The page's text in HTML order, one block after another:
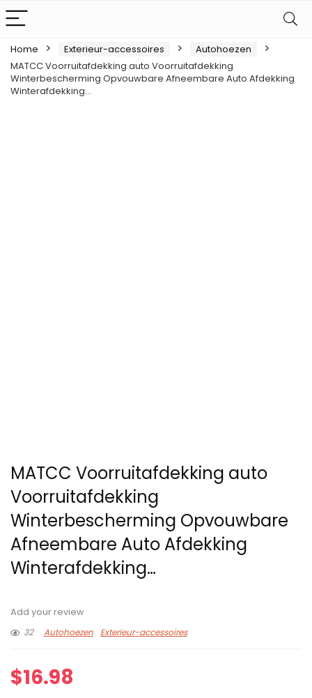
Home Exterieur-accessoires
Autohoezen
MATCC Voorruitafdekking auto Voorruitafdekking
Winterbescherming Opvouwbare Afneembare Auto Afdekking
Winterafdekking…
MATCC Voorruitafdekking auto
Voorruitafdekking
Winterbescherming Opvouwbare
Afneembare Auto Afdekking
Winterafdekking…
Add your review
32
Autohoezen Exterieur-accessoires
$16.98